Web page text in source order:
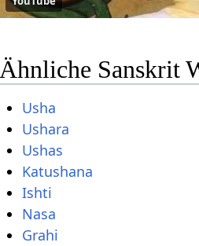
Ähnliche Sanskrit
Usha
Ushara
Ushas
Katushana
Ishti
Nasa
Grahi